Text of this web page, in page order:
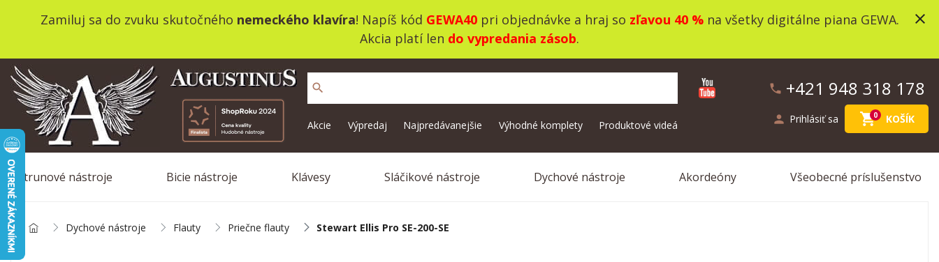
Zamiluj sa do zvuku skutočného nemeckého klavíra! Napíš kód GEWA40pri objednávke a hraj so zľavou 40 %na všetky digitálne piana GEWA.
Akcia platí len do vypredania zásob.
close
phone +421 948 318 178
person Prihlásiť sa shopping_cart0 KOŠÍK
search
Akcie Výpredaj Najpredávanejšie Výhodné komplety Produktové videá
Strunové nástroje Bicie nástroje Klávesy Sláčikové nástroje Dychové nástroje Akordeóny Všeobecné príslušenstvo
Dychové nástroje Flauty Priečne flauty Stewart Ellis Pro SE-200-SE